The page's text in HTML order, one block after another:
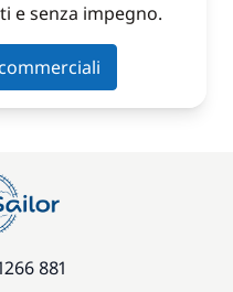
e senza impegno.
881